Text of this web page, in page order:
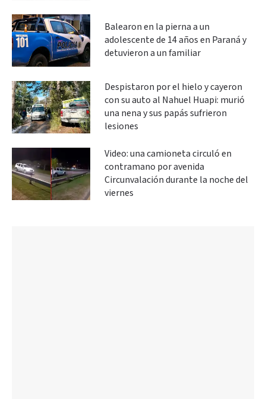
Balearon en la pierna a un
adolescente de 14 años en Paraná y
detuvieron a un familiar
Despistaron por el hielo y cayeron
con su auto al Nahuel Huapi: murió
una nena y sus papás sufrieron
lesiones
Video: una camioneta circuló en
contramano por avenida
Circunvalación durante la noche del
viernes